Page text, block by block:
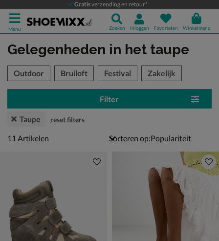
Gratisverzending en retour*
Menu Zoeken Inloggen Favorieten Winkelmand
Gelegenheden in het taupe
over
Outdoor Bruiloft Festival Zakelijk
Filter
Taupe reset filters
11 artikelen
11 Artikelen Sorteren op: